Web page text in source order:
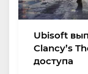
Ubisoft
Clancy’s
доступа